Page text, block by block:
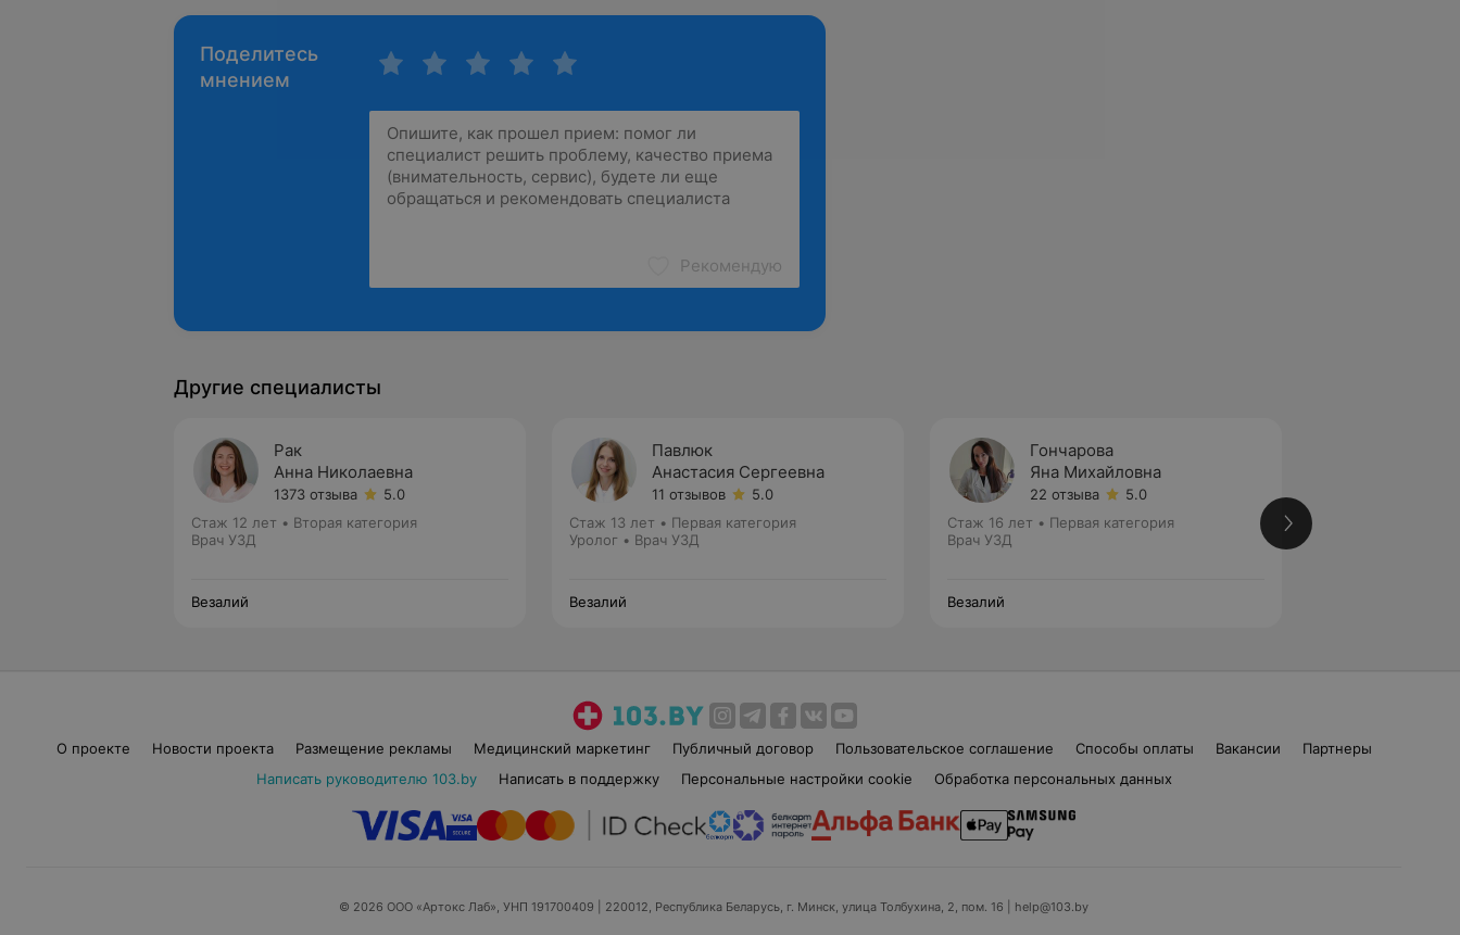
Поделитесь
мнением
Рекомендую
Другие специалисты
Рак
Анна Николаевна
1373 отзыва
5.0
Стаж 12 лет • Вторая категория
Врач УЗД
Везалий
Павлюк
Анастасия Сергеевна
11 отзывов
5.0
Стаж 13 лет • Первая категория
Уролог • Врач УЗД
Везалий
Гончарова
Яна Михайловна
22 отзыва
5.0
Стаж 16 лет • Первая категория
Врач УЗД
Везалий
О проекте Новости проекта Размещение рекламы Медицинский маркетинг Публичный договор Пользовательское соглашение Способы оплаты Вакансии
Партнеры
Написать руководителю 103.by
Написать в поддержку Персональные настройки cookie Обработка персональных данных
© 2026 ООО «Артокс Лаб», УНП 191700409 | 220012, Республика Беларусь, г. Минск, улица Толбухина, 2, пом. 16 | help@103.by